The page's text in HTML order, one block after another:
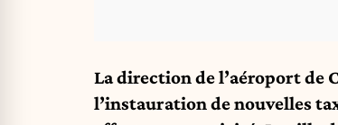
La direction de l’aéroport de
l’instauration de nouvelles